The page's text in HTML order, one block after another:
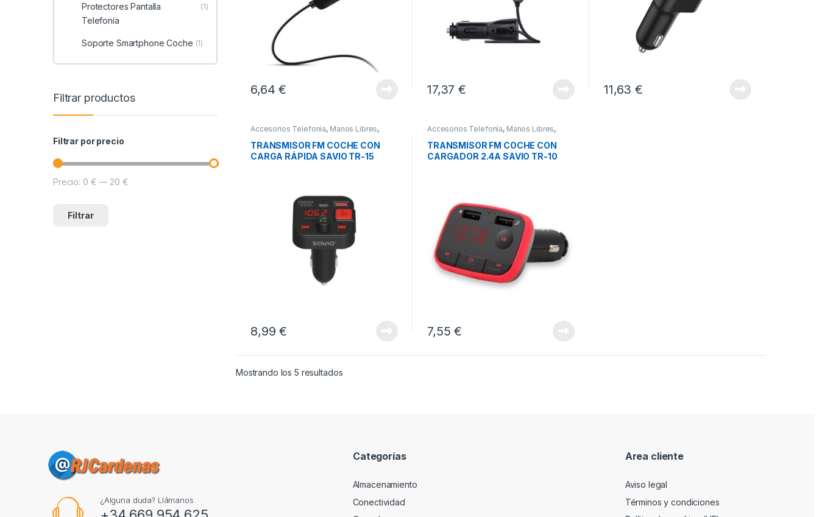
6,64€ 17,37€ 11,63€
Accesorios Telefonía, Manos Libres,
TRANSMISOR FM COCHE CON
CARGA RÁPIDA SAVIO TR-15
8,99€
Accesorios Telefonía, Manos Libres,
TRANSMISOR FM COCHE CON
CARGADOR 2.4A SAVIO TR-10
7,55€
Mostrando los 5 resultados
Protectores Pantalla
Telefonía
(1)
Soporte Smartphone Coche (1)
Filtrar productos
Filtrar por precio
Precio mínimo
Precio máximo
Filtrar
Precio: 0 € — 20 €
¿Alguna duda? Llámanos
Categorías
Almacenamiento
Conectividad
Area cliente
Aviso legal
Términos y condiciones